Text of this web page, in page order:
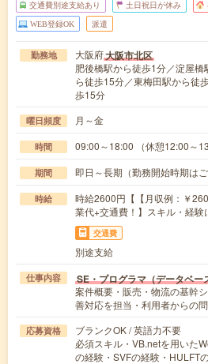
交通費別途支給あり 土日祝日が休み
WEB登録OK 派遣
勤務地 大阪府大阪市北区
肥後橋駅から徒歩1分／淀屋
ら徒歩15分／東梅田駅から徒
歩15分
曜日頻度 月～金
時間 09:00～18:00 （休憩12:00～
期間 即日～長期（勤務開始時期はご
時給
時給2600円【【月収例：￥
業代+交通費！】スキル・経験
交通費
別途支給
仕事内容 SE・プログラマ（データベー
案件概要・販売・物流の基幹
善対応を担当・利用者からの
応募資格
ブランクOK / 英語力不要
必須スキル・VB.netを用いた
の経験・SVFの経験・HULFT